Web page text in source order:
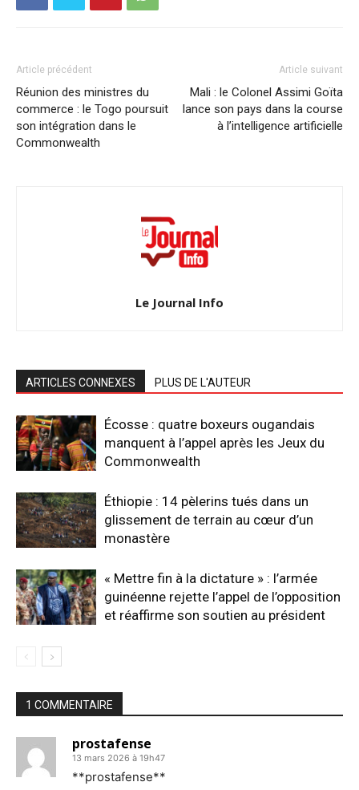
Article précédent
Réunion des ministres du
commerce : le Togo poursuit
son intégration dans le
Commonwealth
Article suivant
Mali : le Colonel Assimi Goïta
lance son pays dans la course
à l’intelligence artificielle
Le Journal Info
ARTICLES CONNEXES PLUS DE L'AUTEUR
Écosse : quatre boxeurs ougandais
manquent à l’appel après les Jeux du
Commonwealth
Éthiopie : 14 pèlerins tués dans un
glissement de terrain au cœur d’un
monastère
« Mettre fin à la dictature » : l’armée
guinéenne rejette l’appel de l’opposition
et réaffirme son soutien au président
1 COMMENTAIRE
prostafense
13 mars 2026 à 19h47
**prostafense**